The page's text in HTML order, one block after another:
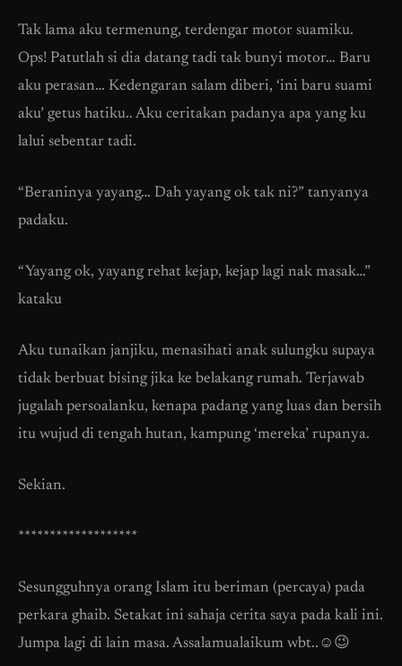
Tak lama aku termenung, terdengar motor suamiku.
Ops! Patutlah si dia datang tadi tak bunyi motor… Baru
aku perasan… Kedengaran salam diberi, ‘ini baru suami
aku’ getus hatiku.. Aku ceritakan padanya apa yang ku
lalui sebentar tadi.
“Beraninya yayang… Dah yayang ok tak ni?” tanyanya
padaku.
“Yayang ok, yayang rehat kejap, kejap lagi nak masak…”
kataku
Aku tunaikan janjiku, menasihati anak sulungku supaya
tidak berbuat bising jika ke belakang rumah. Terjawab
jugalah persoalanku, kenapa padang yang luas dan bersih
itu wujud di tengah hutan, kampung ‘mereka’ rupanya.
Sekian.
*******************
Sesungguhnya orang Islam itu beriman (percaya) pada
perkara ghaib. Setakat ini sahaja cerita saya pada kali ini.
Jumpa lagi di lain masa. Assalamualaikum wbt..☺️😉